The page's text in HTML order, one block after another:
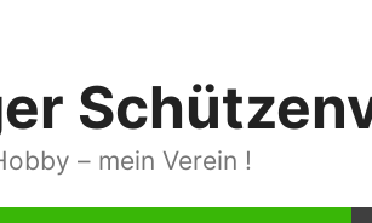
– mein Verein !